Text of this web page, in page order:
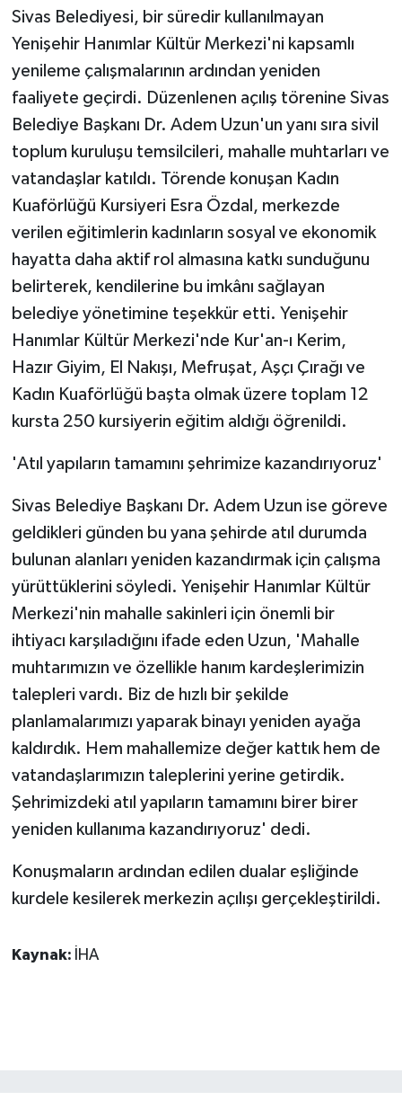
Sivas Belediyesi, bir süredir kullanılmayan
Yenişehir Hanımlar Kültür Merkezi'ni kapsamlı
yenileme çalışmalarının ardından yeniden
faaliyete geçirdi. Düzenlenen açılış törenine Sivas
Belediye Başkanı Dr. Adem Uzun'un yanı sıra sivil
toplum kuruluşu temsilcileri, mahalle muhtarları ve
vatandaşlar katıldı. Törende konuşan Kadın
Kuaförlüğü Kursiyeri Esra Özdal, merkezde
verilen eğitimlerin kadınların sosyal ve ekonomik
hayatta daha aktif rol almasına katkı sunduğunu
belirterek, kendilerine bu imkânı sağlayan
belediye yönetimine teşekkür etti. Yenişehir
Hanımlar Kültür Merkezi'nde Kur'an-ı Kerim,
Hazır Giyim, El Nakışı, Mefruşat, Aşçı Çırağı ve
Kadın Kuaförlüğü başta olmak üzere toplam 12
kursta 250 kursiyerin eğitim aldığı öğrenildi.
'Atıl yapıların tamamını şehrimize kazandırıyoruz'
Sivas Belediye Başkanı Dr. Adem Uzun ise göreve
geldikleri günden bu yana şehirde atıl durumda
bulunan alanları yeniden kazandırmak için çalışma
yürüttüklerini söyledi. Yenişehir Hanımlar Kültür
Merkezi'nin mahalle sakinleri için önemli bir
ihtiyacı karşıladığını ifade eden Uzun, 'Mahalle
muhtarımızın ve özellikle hanım kardeşlerimizin
talepleri vardı. Biz de hızlı bir şekilde
planlamalarımızı yaparak binayı yeniden ayağa
kaldırdık. Hem mahallemize değer kattık hem de
vatandaşlarımızın taleplerini yerine getirdik.
Şehrimizdeki atıl yapıların tamamını birer birer
yeniden kullanıma kazandırıyoruz' dedi.
Konuşmaların ardından edilen dualar eşliğinde
kurdele kesilerek merkezin açılışı gerçekleştirildi.
Kaynak: İHA
Jandarma
Kadın
KÜLTÜR SANAT
MAGAZİN
Otomobil
POLİTİKA
Sağlık
SPOR HABERLERİ
ÜLKE GÜNDEMİ
YAŞAM
YEREL
Yerel Haberler